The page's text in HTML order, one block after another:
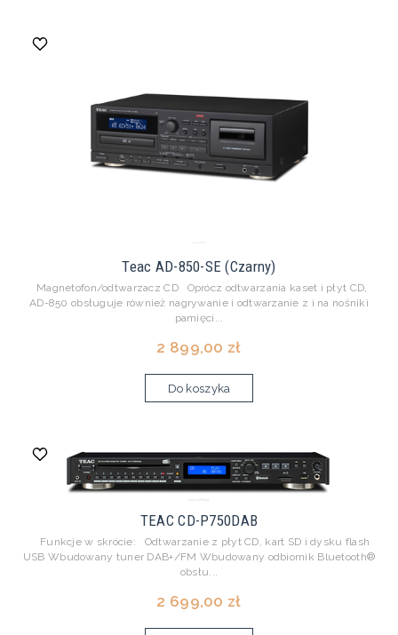
Teac AD-850-SE (Czarny)
Magnetofon/odtwarzacz CD Oprócz odtwarzania kaset i płyt CD,
AD-850 obsługuje również nagrywanie i odtwarzanie z i na nośniki
pamięci...
2 899,00 zł
Do koszyka
TEAC CD-P750DAB
Funkcje w skrócie: Odtwarzanie z płyt CD, kart SD i dysku flash
USB Wbudowany tuner DAB+/FM Wbudowany odbiornik Bluetooth®
obsłu...
2 699,00 zł